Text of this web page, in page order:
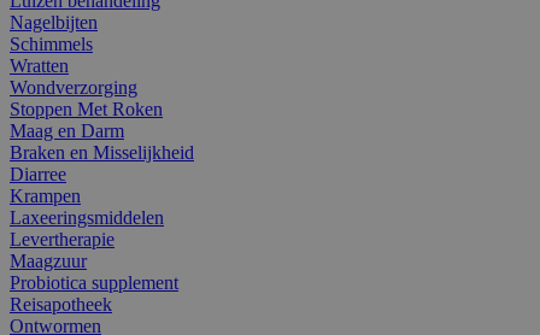
Nagelbijten
Schimmels
Wratten
Wondverzorging
Stoppen Met Roken
Maag en Darm
Braken en Misselijkheid
Diarree
Krampen
Laxeeringsmiddelen
Levertherapie
Maagzuur
Probiotica supplement
Reisapotheek
Ontwormen